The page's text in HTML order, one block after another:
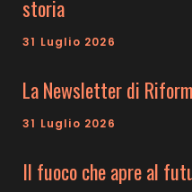
storia
31 Luglio 2026
La Newsletter di
31 Luglio 2026
Il fuoco che apre al